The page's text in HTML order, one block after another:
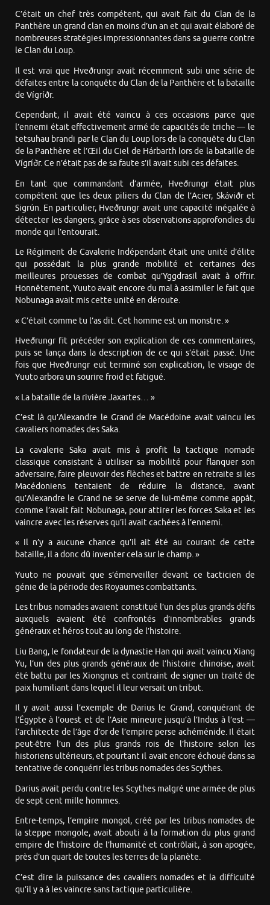
C’était un chef très compétent, qui avait fait du Clan de la
Panthère un grand clan en moins d’un an et qui avait élaboré de
nombreuses stratégies impressionnantes dans sa guerre contre
le Clan du Loup.
Il est vrai que Hveðrungr avait récemment subi une série de
défaites entre la conquête du Clan de la Panthère et la bataille
de Vígríðr.
Cependant, il avait été vaincu à ces occasions parce que
l’ennemi était effectivement armé de capacités de triche — le
tetsuhau brandi par le Clan du Loup lors de la conquête du Clan
de la Panthère et l’Œil du Ciel de Hárbarth lors de la bataille de
Vígríðr. Ce n’était pas de sa faute s’il avait subi ces défaites.
En tant que commandant d’armée, Hveðrungr était plus
compétent que les deux piliers du Clan de l’Acier, Skáviðr et
Sigrún. En particulier, Hveðrungr avait une capacité inégalée à
détecter les dangers, grâce à ses observations approfondies du
monde qui l’entourait.
Le Régiment de Cavalerie Indépendant était une unité d’élite
qui possédait la plus grande mobilité et certaines des
meilleures prouesses de combat qu’Yggdrasil avait à offrir.
Honnêtement, Yuuto avait encore du mal à assimiler le fait que
Nobunaga avait mis cette unité en déroute.
« C’était comme tu l’as dit. Cet homme est un monstre. »
Hveðrungr fit précéder son explication de ces commentaires,
puis se lança dans la description de ce qui s’était passé. Une
fois que Hveðrungr eut terminé son explication, le visage de
Yuuto arbora un sourire froid et fatigué.
« La bataille de la rivière Jaxartes… »
C’est là qu’Alexandre le Grand de Macédoine avait vaincu les
cavaliers nomades des Saka.
La cavalerie Saka avait mis à profit la tactique nomade
classique consistant à utiliser sa mobilité pour flanquer son
adversaire, faire pleuvoir des flèches et battre en retraite si les
Macédoniens tentaient de réduire la distance, avant
qu’Alexandre le Grand ne se serve de lui-même comme appât,
comme l’avait fait Nobunaga, pour attirer les forces Saka et les
vaincre avec les réserves qu’il avait cachées à l’ennemi.
« Il n’y a aucune chance qu’il ait été au courant de cette
bataille, il a donc dû inventer cela sur le champ. »
Yuuto ne pouvait que s’émerveiller devant ce tacticien de
génie de la période des Royaumes combattants.
Les tribus nomades avaient constitué l’un des plus grands défis
auxquels avaient été confrontés d’innombrables grands
généraux et héros tout au long de l’histoire.
Liu Bang, le fondateur de la dynastie Han qui avait vaincu Xiang
Yu, l’un des plus grands généraux de l’histoire chinoise, avait
été battu par les Xiongnus et contraint de signer un traité de
paix humiliant dans lequel il leur versait un tribut.
Il y avait aussi l’exemple de Darius le Grand, conquérant de
l’Égypte à l’ouest et de l’Asie mineure jusqu’à l’Indus à l’est —
l’architecte de l’âge d’or de l’empire perse achéménide. Il était
peut-être l’un des plus grands rois de l’histoire selon les
historiens ultérieurs, et pourtant il avait encore échoué dans sa
tentative de conquérir les tribus nomades des Scythes.
Darius avait perdu contre les Scythes malgré une armée de plus
de sept cent mille hommes.
Entre-temps, l’empire mongol, créé par les tribus nomades de
la steppe mongole, avait abouti à la formation du plus grand
empire de l’histoire de l’humanité et contrôlait, à son apogée,
près d’un quart de toutes les terres de la planète.
C’est dire la puissance des cavaliers nomades et la difficulté
qu’il y a à les vaincre sans tactique particulière.